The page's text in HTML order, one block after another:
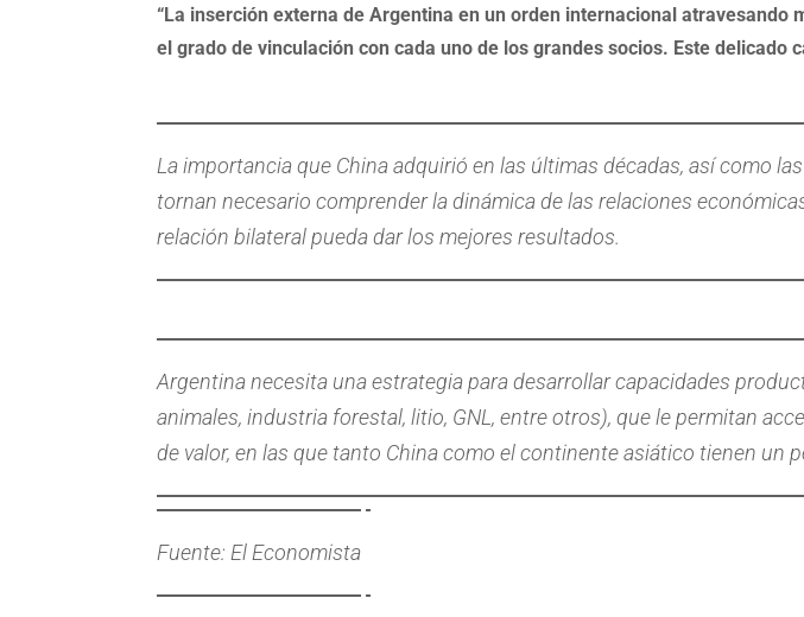
“La inserción externa de Argentina en un orden internacional
el grado de vinculación con cada uno de los grandes socios. Este
La importancia que China adquirió en las últimas décadas, así como
tornan necesario comprender la dinámica de las relaciones
relación bilateral pueda dar los mejores resultados.
Argentina necesita una estrategia para desarrollar capacidades
animales, industria forestal, litio, GNL, entre otros), que le permitan
de valor, en las que tanto China como el continente asiático tienen un
Fuente: El Economista